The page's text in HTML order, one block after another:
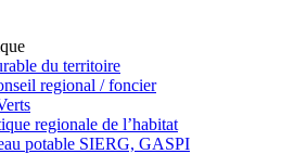
du territoire
regional / foncier
regionale de l’habitat
potable SIERG, GASPI